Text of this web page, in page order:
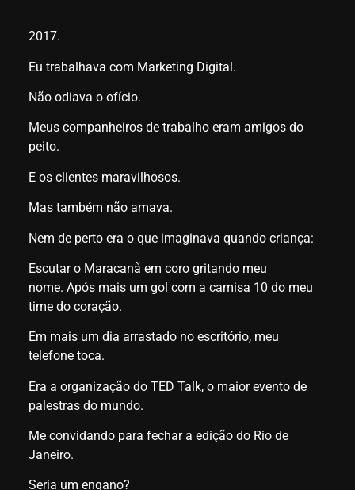
2017.
Eu trabalhava com Marketing Digital.
Não odiava o ofício.
Meus companheiros de trabalho eram amigos do
peito.
E os clientes maravilhosos.
Mas também não amava.
Nem de perto era o que imaginava quando criança:
Escutar o Maracanã em coro gritando meu
nome. Após mais um gol com a camisa 10 do meu
time do coração.
Em mais um dia arrastado no escritório, meu
telefone toca.
Era a organização do TED Talk, o maior evento de
palestras do mundo.
Me convidando para fechar a edição do Rio de
Janeiro.
Seria um engano?